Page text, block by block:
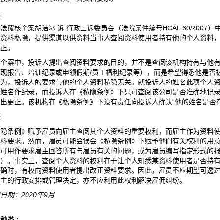
覆核个案胡洁冰 诉 行政上诉委员会（法院案件编号HCAL 60/2007）
料私隐，提供渠道以供资料当事人查阅资料使用者持有他的个人资料
。
案中，投诉人提出查阅资料要求的目的，并不是查阅该机构持有与他
报告、培训纪录或申领假期/员工福利纪录等），而是希望得悉他是否
，投诉人的要求与他的个人资料私隐无关。就投诉人的姓名此项个人
名作纪录，而投诉人在《私隐条例》下只可查阅该公司是否准确地记
更正。该机构在《私隐条例》下没有责任向投诉人确认“他的姓名是否
条例》赋予雇员向雇主查阅其个人资料的重要权利，而雇主作为资料
要求。然而，雇员可能会误会《私隐条例》下赋予他们有关权利的用
用作要求雇主回答所有与雇员有关的问题，或为雇员编写指定形式的
。事实上，查阅个人资料的权利在于让个人知悉某资料使用者是否持
时，有权向资料使用者提出改正资料要求。因此，雇员不应期望可透
的行政安排或管理决定，亦不应利用此权利解决雇佣纠纷。
期：2020年9月